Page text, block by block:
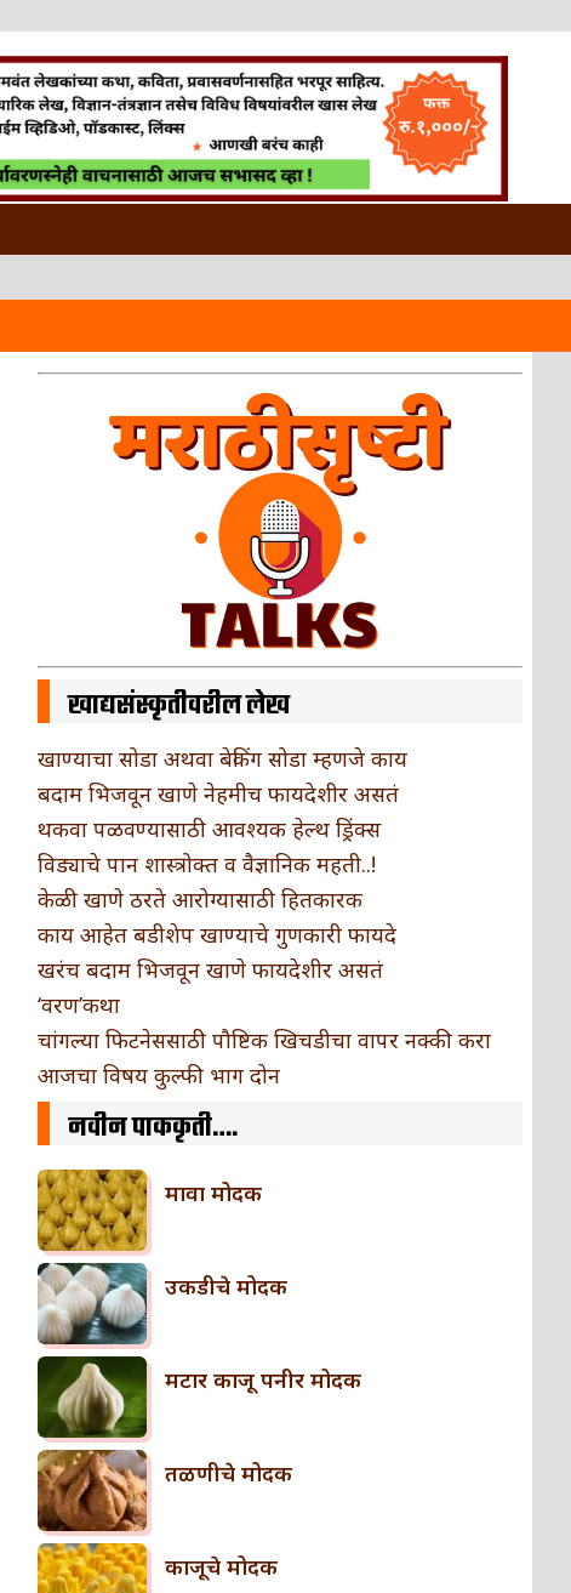
खाद्यसंस्कृतीवरील लेख
खाण्याचा सोडा अथवा बेकिंग सोडा म्हणजे काय
बदाम भिजवून खाणे नेहमीच फायदेशीर असतं
थकवा पळवण्यासाठी आवश्यक हेल्थ ड्रिंक्स
विड्याचे पान शास्त्रोक्त व वैज्ञानिक महती..!
केळी खाणे ठरते आरोग्यासाठी हितकारक
काय आहेत बडीशेप खाण्याचे गुणकारी फायदे
खरंच बदाम भिजवून खाणे फायदेशीर असतं
‘वरण’कथा
चांगल्या फिटनेससाठी पौष्टिक खिचडीचा वापर नक्की करा
आजचा विषय कुल्फी भाग दोन
नवीन पाककृती….
मावा मोदक
उकडीचे मोदक
मटार काजू पनीर मोदक
तळणीचे मोदक
काजूचे मोदक